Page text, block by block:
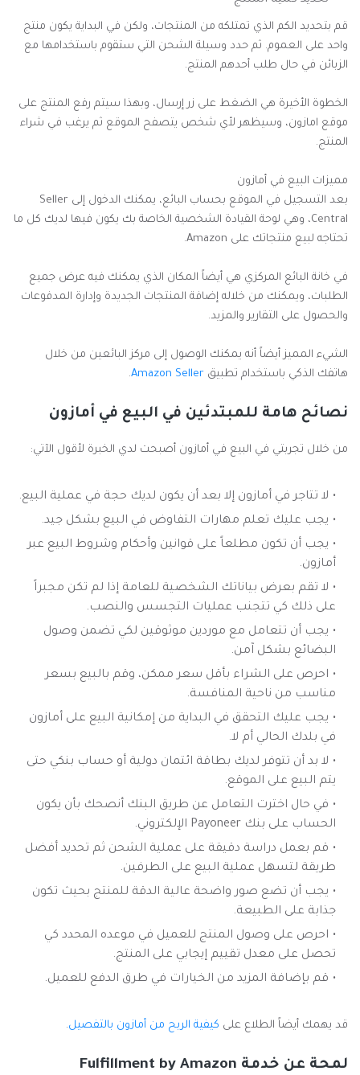
قم بتحديد الكم الذي تمتلكه من المنتجات، ولكن في البداية يكون منتج
واحد على العموم. ثم حدد وسيلة الشحن التي ستقوم باستخدامها مع
الزبائن في حال طلب أحدهم المنتج.
الخطوة الأخيرة هي الضغط على زر إرسال، وبهذا سيتم رفع المنتج على
موقع امازون، وسيظهر لأي شخص يتصفح الموقع ثم يرغب في شراء
المنتج.
مميزات البيع في أمازون
بعد التسجيل في الموقع بحساب البائع، يمكنك الدخول إلى Seller
Central، وهي لوحة القيادة الشخصية الخاصة بك يكون فيها لديك كل ما
تحتاجه لبيع منتجاتك على Amazon.
في خانة البائع المركزي هي أيضاً المكان الذي يمكنك فيه عرض جميع
الطلبات، ويمكنك من خلاله إضافة المنتجات الجديدة وإدارة المدفوعات
والحصول على التقارير والمزيد.
الشيء المميز أيضاً أنه يمكنك الوصول إلى مركز البائعين من خلال
هاتفك الذكي باستخدام تطبيق Amazon Seller
.
نصائح هامة للمبتدئين في البيع في أمازون
من خلال تجربتي في البيع في أمازون أصبحت لدي الخبرة لأقول الآتي:
لا تتاجر في أمازون إلا بعد أن يكون لديك حجة في عملية البيع.
يجب عليك تعلم مهارات التفاوض في البيع بشكل جيد.
يجب أن تكون مطلعاً على قوانين وأحكام وشروط البيع عبر
أمازون.
لا تقم بعرض بياناتك الشخصية للعامة إذا لم تكن مجبراً
على ذلك كي تتجنب عمليات التجسس والنصب.
يجب أن تتعامل مع موردين موثوقين لكي تضمن وصول
البضائع بشكل آمن.
احرص على الشراء بأقل سعر ممكن، وقم بالبيع بسعر
مناسب من ناحية المنافسة.
يجب عليك التحقق في البداية من إمكانية البيع على أمازون
في بلدك الحالي أم لا.
لا بد أن تتوفر لديك بطاقة ائتمان دولية أو حساب بنكي حتى
يتم البيع على الموقع.
في حال اخترت التعامل عن طريق البنك أنصحك بأن يكون
الحساب على بنك Payoneer الإلكتروني.
قم بعمل دراسة دقيقة على عملية الشحن ثم تحديد أفضل
طريقة لتسهل عملية البيع على الطرفين.
يجب أن تضع صور واضحة عالية الدقة للمنتج بحيث تكون
جذابة على الطبيعة.
احرص على وصول المنتج للعميل في موعده المحدد كي
تحصل على معدل تقييم إيجابي على المنتج.
قم بإضافة المزيد من الخيارات في طرق الدفع للعميل.
قد يهمك أيضاً الطلاع على كيفية الربح من أمازون بالتفصيل.
لمحة عن خدمة Fulfillment by Amazon